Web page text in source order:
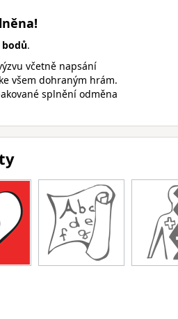
bodů.
včetně napsání
všem dohraným hrám.
splnění odměna